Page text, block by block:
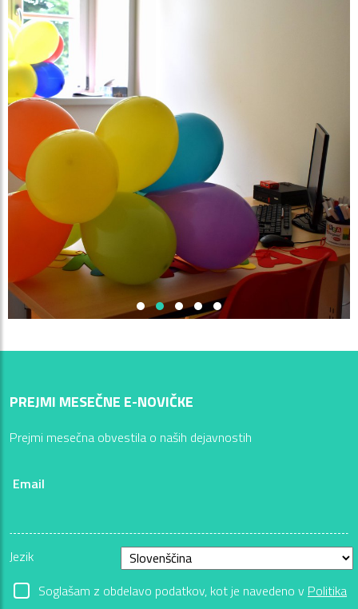
PREJMI MESEČNE E-NOVIČKE
Prejmi mesečna obvestila o naših dejavnostih
Email
Jezik
Soglašam z obdelavo podatkov, kot je navedeno v Politika